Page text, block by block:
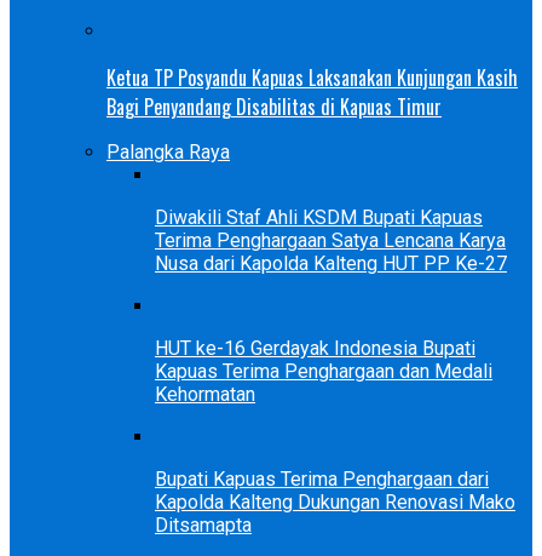
Ketua TP Posyandu Kapuas Laksanakan Kunjungan Kasih
Bagi Penyandang Disabilitas di Kapuas Timur
Palangka Raya
Diwakili Staf Ahli KSDM Bupati Kapuas
Terima Penghargaan Satya Lencana Karya
Nusa dari Kapolda Kalteng HUT PP Ke-27
HUT ke-16 Gerdayak Indonesia Bupati
Kapuas Terima Penghargaan dan Medali
Kehormatan
Bupati Kapuas Terima Penghargaan dari
Kapolda Kalteng Dukungan Renovasi Mako
Ditsamapta